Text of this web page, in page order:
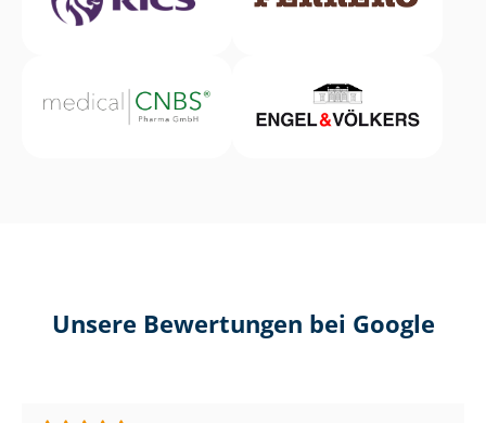
Unsere Bewertungen bei Google